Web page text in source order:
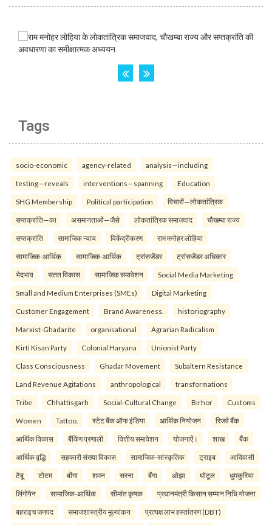
Tags
socio-economic agency-related analysis—including
testing—reveals interventions—spanning Education
SHG Membership Political participation विचारों—लोकतांत्रिक
सप्तक्रांति—का असमानताओं—जैसे लोकतांत्रिक समाजवाद चौखम्बा राज्य
सप्तक्रांति सामाजिक न्याय विकेंद्रीकरण राम मनोहर लोहिया
सामाजिक-आर्थिक सामाजिक-आर्थिक ट्रांसजेंडर ट्रांसजेंडर अधिकार
भेदभाव सतत विकास सामाजिक समावेशन Social Media Marketing
Small and Medium Enterprises (SMEs) Digital Marketing
Customer Engagement Brand Awareness. historiography
Marxist-Ghadarite organisational Agrarian Radicalism
Kirti Kisan Party Colonial Haryana Unionist Party
Class Consciousness Ghadar Movement Subaltern Resistance
Land Revenue Agitations anthropological transformations
Tribe Chhattisgarh Social-Cultural Change Birhor Customs
Women Tattoo. स्टेट बैंक ऑफ इंडिया आर्थिक नियोजन रिजर्व बैंक
आर्थिक विकास बैंकिंग प्रणाली वित्तीय समावेशन योजनाऐं। शाख बैंक
आर्थिक वृद्धि सहकारी संख्या विकास सामाजिक-सांस्कृतिक ट्राइब आदिवासी
टैबू टोटम बोंगा शमन सरना बैंगा ओझा घोटूल धुमकुरिया
लिंगोपेन सामाजिक-आर्थिक सीमांत कृषक प्रधानमंत्री किसान सम्मान निधि योजना
बहराइच जनपद समाजशास्त्रीय मूल्यांकन प्रत्यक्ष लाभ हस्तांतरण (DBT)